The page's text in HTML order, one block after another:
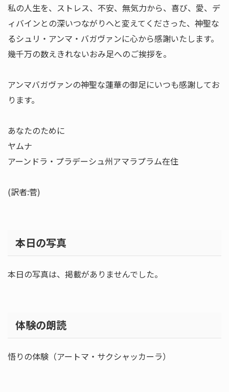
私の人生を、ストレス、不安、無気力から、喜び、愛、デ
ィバインとの深いつながりへと変えてくださった、神聖な
るシュリ・アンマ・バガヴァンに心から感謝いたします。
幾千万の数えきれないおみ足へのご挨拶を。
アンマバガヴァンの神聖な蓮華の御足にいつも感謝してお
ります。
あなたのために
ヤムナ
アーンドラ・プラデーシュ州アマラプラム在住
(訳者:菅)
本日の写真
本日の写真は、掲載がありませんでした。
体験の朗読
悟りの体験（アートマ・サクシャッカーラ）